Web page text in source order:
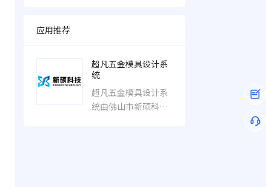
软件平台，独立自主
开发了超凡五金模具
设计系统，已经为海
信模具、海尔、美
应用推荐
超凡五金模具设计系
统
超凡五金模具设计系
统由佛山市新硕科技